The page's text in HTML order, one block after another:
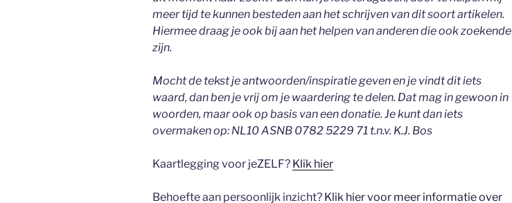
meer tijd te kunnen besteden aan het schrijven van dit soort artikelen.
Hiermee draag je ook bij aan het helpen van anderen die ook zoekende
zijn.
Mocht de tekst je antwoorden/inspiratie geven en je vindt dit iets
waard, dan ben je vrij om je waardering te delen. Dat mag in gewoon in
woorden, maar ook op basis van een donatie. Je kunt dan iets
overmaken op: NL10 ASNB 0782 5229 71 t.n.v. K.J. Bos
Kaartlegging voor jeZELF? Klik hier
Behoefte aan persoonlijk inzicht? Klik hier voor meer informatie over